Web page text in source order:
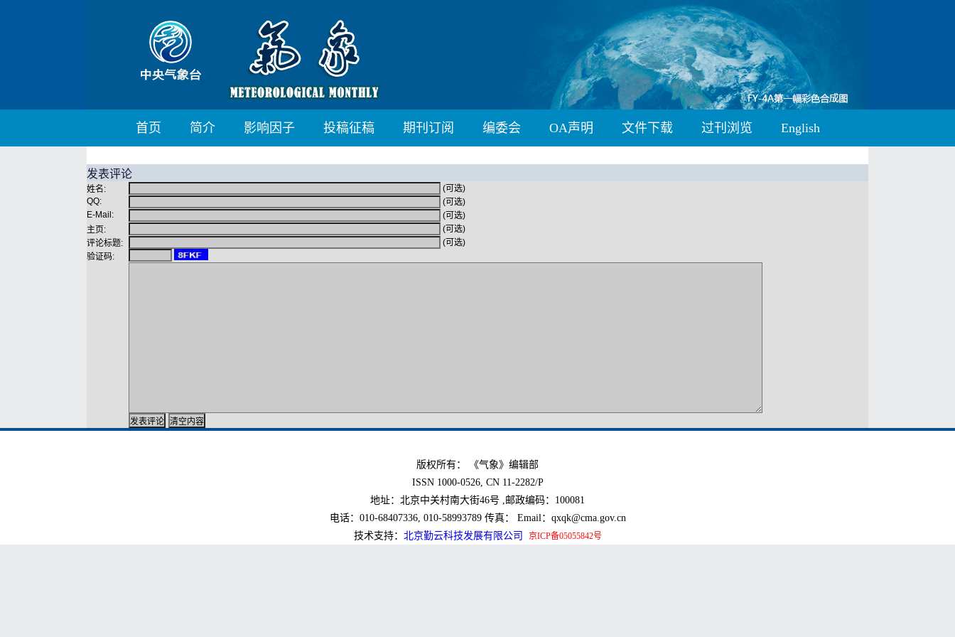
首页 简介 影响因子 投稿征稿 期刊订阅 编委会 OA声明 文件下载 过刊浏览 English
发表评论
姓名:
(可选)
QQ:
(可选)
E-Mail:
(可选)
主页:
(可选)
评论标题:
(可选)
验证码:
版权所有： 《气象》编辑部
ISSN 1000-0526, CN 11-2282/P
地址：北京中关村南大街46号 ,邮政编码：100081
电话：010-68407336, 010-58993789 传真： Email：qxqk@cma.gov.cn
技术支持： 北京勤云科技发展有限公司 京ICP备05055842号